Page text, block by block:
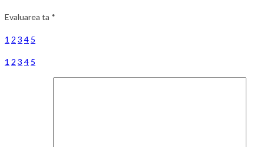
Evaluarea ta *
1 2 3 4 5
1 2 3 4 5